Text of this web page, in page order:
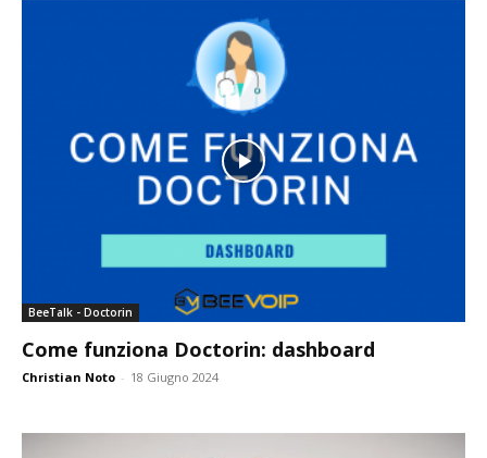
BeeTalk - Doctorin
Come funziona Doctorin: dashboard
Christian Noto - 18 Giugno 2024